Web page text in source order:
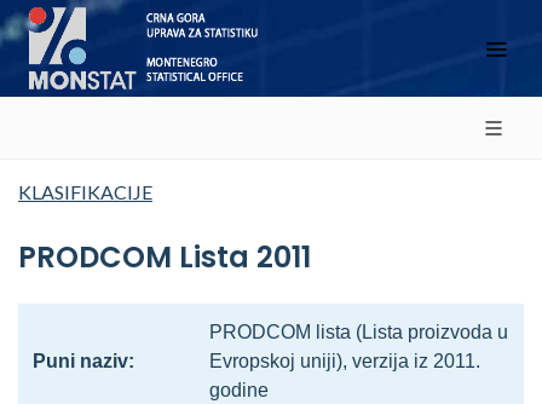
KLASIFIKACIJE
PRODCOM Lista 2011
Puni naziv:
PRODCOM lista (Lista proizvoda u
Evropskoj uniji), verzija iz 2011.
godine